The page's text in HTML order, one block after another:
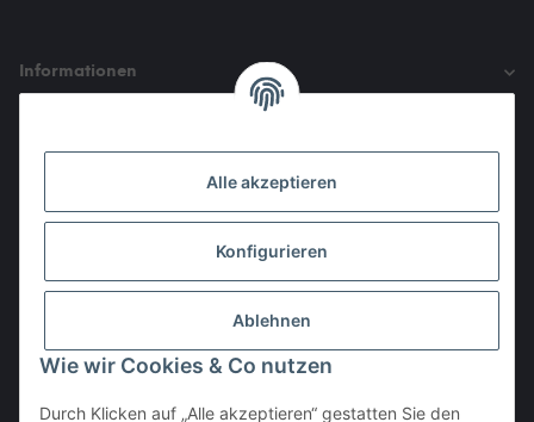
Informationen
Alle akzeptieren
Konfigurieren
Ablehnen
Wie wir Cookies & Co nutzen
Durch Klicken auf „Alle akzeptieren“ gestatten Sie den